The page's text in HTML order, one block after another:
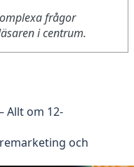
frågor
i centrum.
Allt om 12-
och